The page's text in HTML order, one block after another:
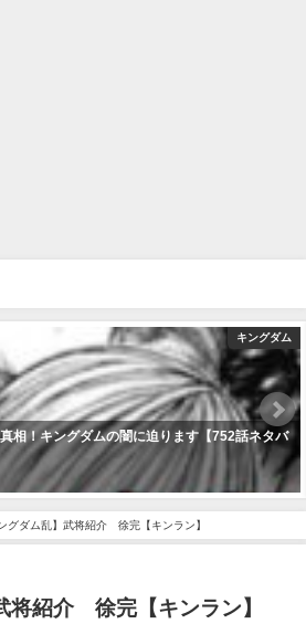
キングダム
相！キングダムの闇に迫ります【752話ネタバ
ングダム乱】武将紹介 徐完【キンラン】
将紹介 徐完【キンラン】